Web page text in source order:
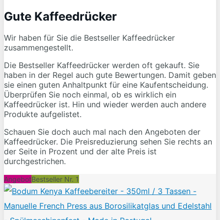
Gute Kaffeedrücker
Wir haben für Sie die Bestseller Kaffeedrücker
zusammengestellt.
Die Bestseller Kaffeedrücker werden oft gekauft. Sie
haben in der Regel auch gute Bewertungen. Damit geben
sie einen guten Anhaltpunkt für eine Kaufentscheidung.
Überprüfen Sie noch einmal, ob es wirklich ein
Kaffeedrücker ist. Hin und wieder werden auch andere
Produkte aufgelistet.
Schauen Sie doch auch mal nach den Angeboten der
Kaffeedrücker. Die Preisreduzierung sehen Sie rechts an
der Seite in Prozent und der alte Preis ist
durchgestrichen.
AngebotBestseller Nr. 1